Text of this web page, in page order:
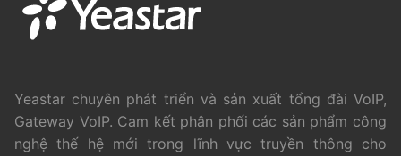
Yeastar chuyên phát triển và sản xuất tổng đài VoIP,
Gateway VoIP. Cam kết phân phối các sản phẩm công
nghệ thế hệ mới trong lĩnh vực truyền thông cho